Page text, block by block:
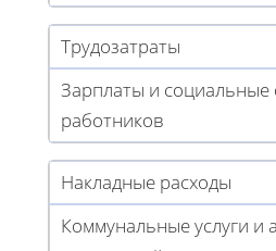
Трудозатраты
Зарплаты и социальные
работников
Накладные расходы
Коммунальные услуги и